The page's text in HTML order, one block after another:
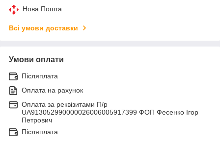
Нова Пошта
Всі умови доставки
Умови оплати
Післяплата
Оплата на рахунок
Оплата за реквізитами П/р
UA913052990000026006005917399 ФОП Фесенко Ігор
Петрович
Післяплата